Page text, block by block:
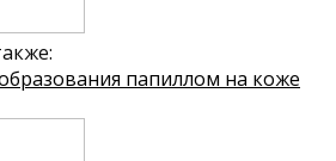
папиллом на коже